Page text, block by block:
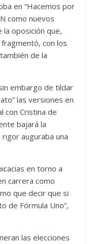
en “Hacemos por
como nuevos
oposición que,
con los
de la
embargo de tildar
las versiones en
con Cristina de
bajará la
auguraba una
en torno a
carrera como
que decir que si
de Fórmula Uno”,
las elecciones